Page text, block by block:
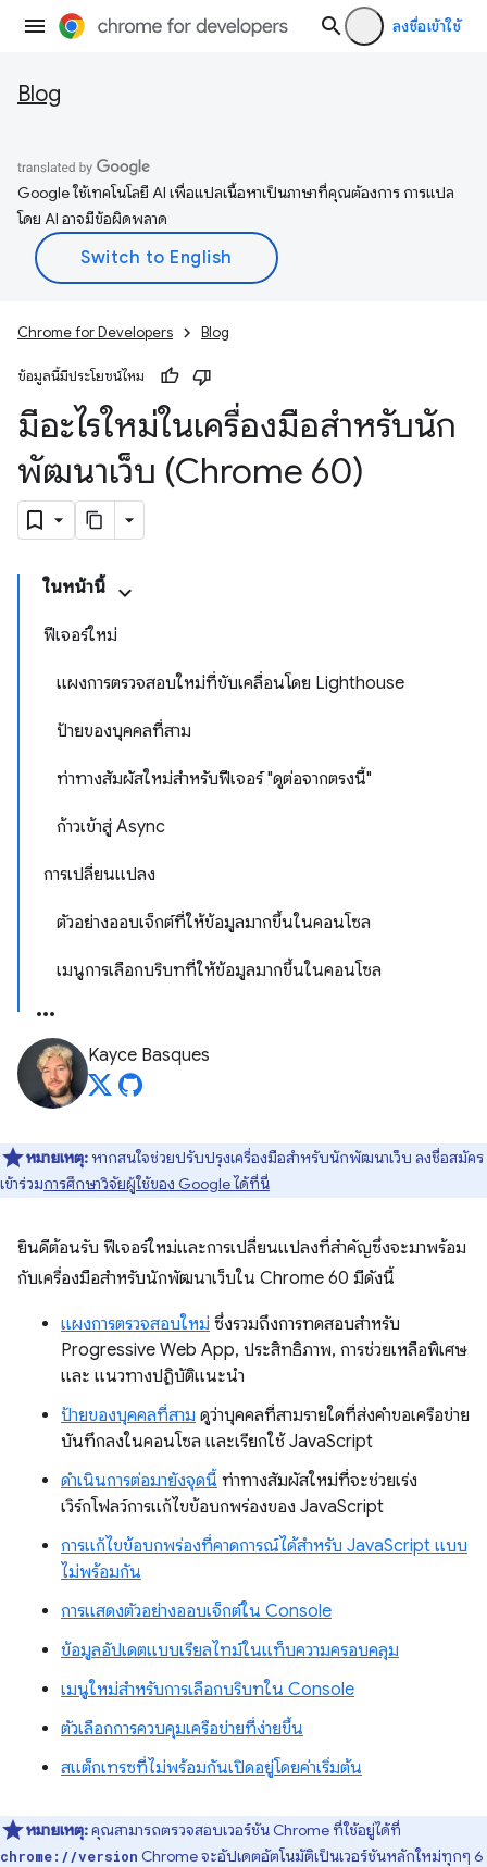
ลงชื่อเข้าใช้
Blog
Google ใช้เทคโนโลยี AI เพื่อแปลเนื้อหาเป็นภาษาที่คุณต้องการ การแปล
โดย AI อาจมีข้อผิดพลาด
Chrome for Developers Blog
ข้อมูลนี้มีประโยชน์ไหม
มีอะไรใหม่ในเครื่องมือสำหรับนัก
พัฒนาเว็บ (Chrome 60)
ในหน้านี้
ฟีเจอร์ใหม่
แผงการตรวจสอบใหม่ที่ขับเคลื่อนโดย Lighthouse
ป้ายของบุคคลที่สาม
ท่าทางสัมผัสใหม่สำหรับฟีเจอร์ "ดูต่อจากตรงนี้"
ก้าวเข้าสู่ Async
การเปลี่ยนแปลง
ตัวอย่างออบเจ็กต์ที่ให้ข้อมูลมากขึ้นในคอนโซล
เมนูการเลือกบริบทที่ให้ข้อมูลมากขึ้นในคอนโซล
Kayce Basques
หมายเหตุ: หากสนใจช่วยปรับปรุงเครื่องมือสำหรับนักพัฒนาเว็บ ลงชื่อสมัคร
เข้าร่วมการศึกษาวิจัยผู้ใช้ของ Google ได้ที่นี่
ยินดีต้อนรับ ฟีเจอร์ใหม่และการเปลี่ยนแปลงที่สำคัญซึ่งจะมาพร้อม
กับเครื่องมือสำหรับนักพัฒนาเว็บใน Chrome 60 มีดังนี้
แผงการตรวจสอบใหม่ ซึ่งรวมถึงการทดสอบสำหรับ
Progressive Web App, ประสิทธิภาพ, การช่วยเหลือพิเศษ
และ แนวทางปฏิบัติแนะนำ
ป้ายของบุคคลที่สาม ดูว่าบุคคลที่สามรายใดที่ส่งคำขอเครือข่าย
บันทึกลงในคอนโซล และเรียกใช้ JavaScript
ดำเนินการต่อมายังจุดนี้ ท่าทางสัมผัสใหม่ที่จะช่วยเร่ง
เวิร์กโฟลว์การแก้ไขข้อบกพร่องของ JavaScript
การแก้ไขข้อบกพร่องที่คาดการณ์ได้สำหรับ JavaScript แบบ
ไม่พร้อมกัน
การแสดงตัวอย่างออบเจ็กต์ใน Console
ข้อมูลอัปเดตแบบเรียลไทม์ในแท็บความครอบคลุม
เมนูใหม่สำหรับการเลือกบริบทใน Console
ตัวเลือกการควบคุมเครือข่ายที่ง่ายขึ้น
สแต็กเทรซที่ไม่พร้อมกันเปิดอยู่โดยค่าเริ่มต้น
หมายเหตุ:คุณสามารถตรวจสอบเวอร์ชัน Chrome ที่ใช้อยู่ได้ที่
chrome://version Chrome จะอัปเดตอัตโนมัติเป็นเวอร์ชันหลักใหม่ทุกๆ 6